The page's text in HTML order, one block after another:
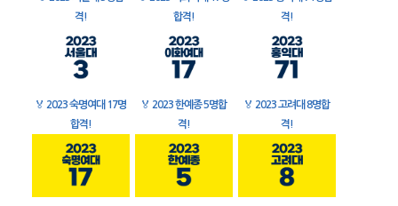
격!
합격!
격!
🏅 2023 숙명여대 17명
합격!
🏅 2023 한예종 5명합
격!
🏅 2023 고려대 8명합
격!